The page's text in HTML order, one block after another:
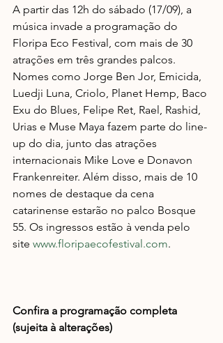
A partir das 12h do sábado (17/09), a
música invade a programação do
Floripa Eco Festival, com mais de 30
atrações em três grandes palcos.
Nomes como Jorge Ben Jor, Emicida,
Luedji Luna, Criolo, Planet Hemp, Baco
Exu do Blues, Felipe Ret, Rael, Rashid,
Urias e Muse Maya fazem parte do line-
up do dia, junto das atrações
internacionais Mike Love e Donavon
Frankenreiter. Além disso, mais de 10
nomes de destaque da cena
catarinense estarão no palco Bosque
55. Os ingressos estão à venda pelo
site www.floripaecofestival.com.
Confira a programação completa
(sujeita à alterações)